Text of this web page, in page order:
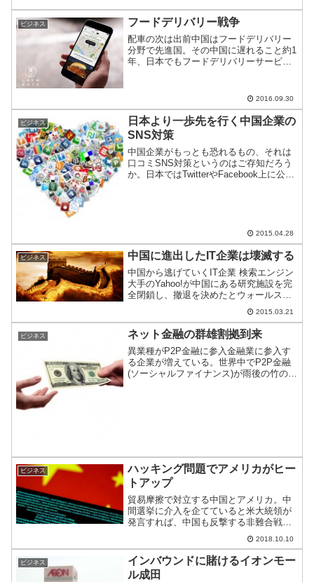
ご紹介。
ビジネス フードデリバリー戦争
配車の次は出前中国はフードデリバリー
分野で先進国。その中国に遅れること約1
年、日本でもフードデリバリーサービス
2016.09.30
ビジネス
日本より一歩先を行く中国企業の
SNS対策
中国企業がもっとも恐れるもの、それは
口コミSNS対策というのはご存知だろう
か。日本ではTwitterやFacebook上に公式
2015.04.28
ビジネス 中国に進出したIT企業は壊滅する
中国から逃げていくIT企業 検索エンジン
大手のYahoo!が中国にある研究施設を完
全閉鎖し、撤退を決めたとウォールスト
リートジャーナルが報じている。
2015.03.21
ビジネス ネット金融の群雄割拠到来
異業種がP2P金融に参入金融業に参入す
る企業が増えている。世界中でP2P金融
(ソーシャルファイナンス)が雨後の竹の子
ビジネス
ハッキング問題でアメリカがヒー
トアップ
貿易摩擦で対立する中国とアメリカ。中
間選挙に介入を企てていると米大統領が
発言すれば、中国も反撃する非難合戦が
止まらない。そんな中、米メディアが、
中国政府が不正な手段でアメリカの主要
企業にデータアクセスをしていると報
道、炎上している。
2018.10.10
ビジネス
インバウンドに賭けるイオンモー
ル成田